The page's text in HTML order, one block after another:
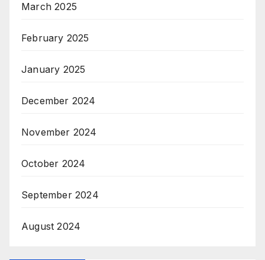
March 2025
February 2025
January 2025
December 2024
November 2024
October 2024
September 2024
August 2024